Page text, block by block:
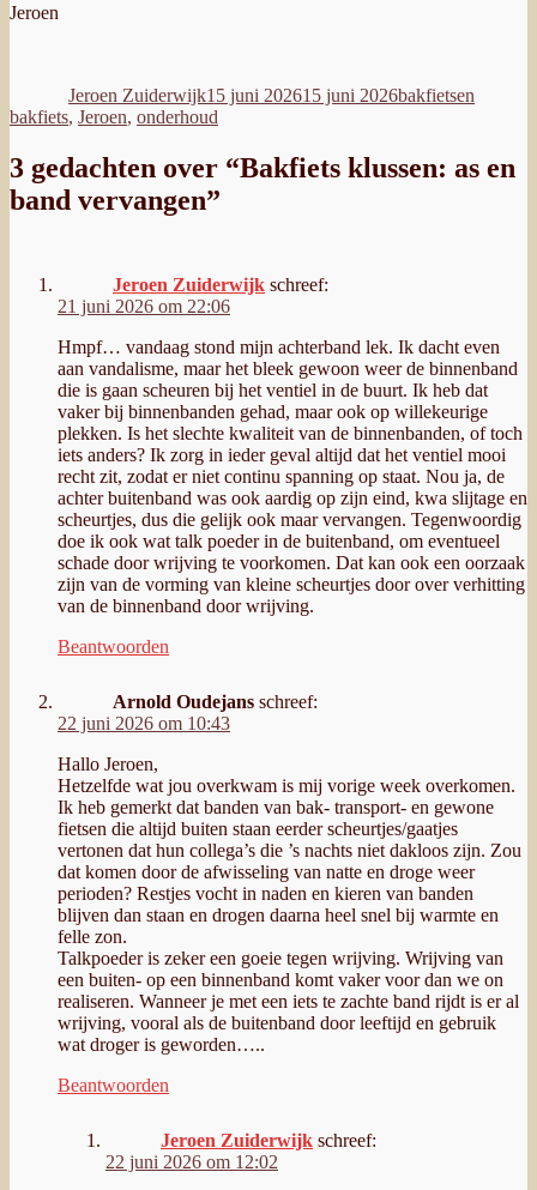
Jeroen
Jeroen Zuiderwijk15 juni 202615 juni 2026bakfietsen
bakfiets, Jeroen, onderhoud
3 gedachten over “Bakfiets klussen: as en
band vervangen”
Jeroen Zuiderwijk schreef:
21 juni 2026 om 22:06
Hmpf… vandaag stond mijn achterband lek. Ik dacht even
aan vandalisme, maar het bleek gewoon weer de binnenband
die is gaan scheuren bij het ventiel in de buurt. Ik heb dat
vaker bij binnenbanden gehad, maar ook op willekeurige
plekken. Is het slechte kwaliteit van de binnenbanden, of toch
iets anders? Ik zorg in ieder geval altijd dat het ventiel mooi
recht zit, zodat er niet continu spanning op staat. Nou ja, de
achter buitenband was ook aardig op zijn eind, kwa slijtage en
scheurtjes, dus die gelijk ook maar vervangen. Tegenwoordig
doe ik ook wat talk poeder in de buitenband, om eventueel
schade door wrijving te voorkomen. Dat kan ook een oorzaak
zijn van de vorming van kleine scheurtjes door over verhitting
van de binnenband door wrijving.
Beantwoorden
Arnold Oudejans schreef:
22 juni 2026 om 10:43
Hallo Jeroen,
Hetzelfde wat jou overkwam is mij vorige week overkomen.
Ik heb gemerkt dat banden van bak- transport- en gewone
fietsen die altijd buiten staan eerder scheurtjes/gaatjes
vertonen dat hun collega’s die ’s nachts niet dakloos zijn. Zou
dat komen door de afwisseling van natte en droge weer
perioden? Restjes vocht in naden en kieren van banden
blijven dan staan en drogen daarna heel snel bij warmte en
felle zon.
Talkpoeder is zeker een goeie tegen wrijving. Wrijving van
een buiten- op een binnenband komt vaker voor dan we on
realiseren. Wanneer je met een iets te zachte band rijdt is er al
wrijving, vooral als de buitenband door leeftijd en gebruik
wat droger is geworden…..
Beantwoorden
Jeroen Zuiderwijk schreef:
22 juni 2026 om 12:02